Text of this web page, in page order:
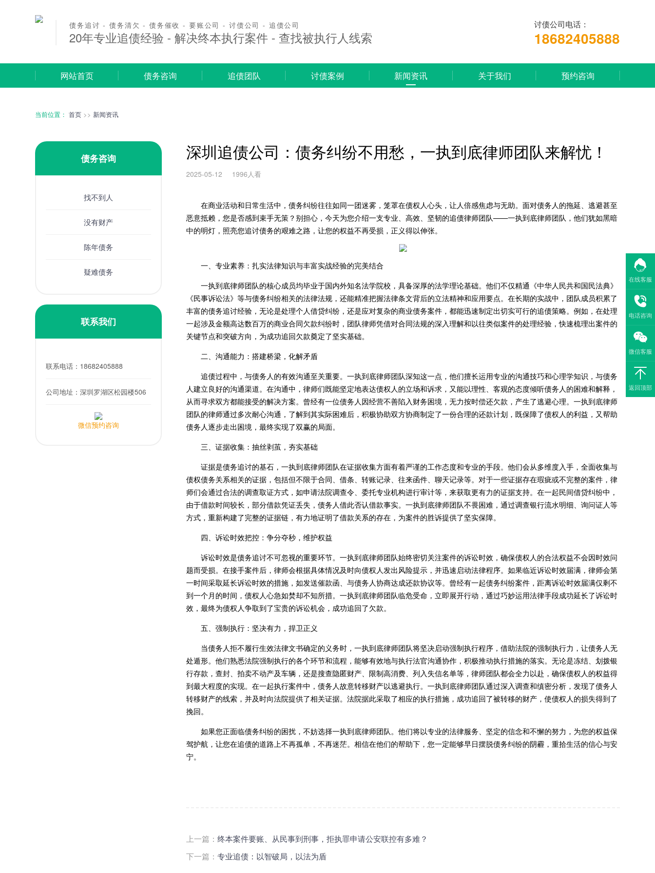
债务追讨 - 债务清欠 - 债务催收 - 要账公司 - 讨债公司 - 追债公司
20年专业追债经验 - 解决终本执行案件 - 查找被执行人线索
讨债公司电话：
18682405888
网站首页 债务咨询 追债团队 讨债案例 新闻资讯 关于我们 预约咨询
当前位置： 首页 >> 新闻资讯
债务咨询
找不到人
没有财产
陈年债务
疑难债务
联系我们
联系电话： 18682405888
公司地址： 深圳罗湖区松园楼506
微信预约咨询
深圳追债公司：债务纠纷不用愁，一执到底律师团队来解忧！
2025-05-12 1996人看
在商业活动和日常生活中，债务纠纷往往如同一团迷雾，笼罩在债权人心头，让人倍感焦虑与无助。面对债务人的拖延、逃避甚至
恶意抵赖，您是否感到束手无策？别担心，今天为您介绍一支专业、高效、坚韧的追债律师团队——一执到底律师团队，他们犹如黑暗
中的明灯，照亮您追讨债务的艰难之路，让您的权益不再受损，正义得以伸张。
一、专业素养：扎实法律知识与丰富实战经验的完美结合
一执到底律师团队的核心成员均毕业于国内外知名法学院校，具备深厚的法学理论基础。他们不仅精通《中华人民共和国民法典》
《民事诉讼法》等与债务纠纷相关的法律法规，还能精准把握法律条文背后的立法精神和应用要点。在长期的实战中，团队成员积累了
丰富的债务追讨经验，无论是处理个人借贷纠纷，还是应对复杂的商业债务案件，都能迅速制定出切实可行的追债策略。例如，在处理
一起涉及金额高达数百万的商业合同欠款纠纷时，团队律师凭借对合同法规的深入理解和以往类似案件的处理经验，快速梳理出案件的
关键节点和突破方向，为成功追回欠款奠定了坚实基础。
二、沟通能力：搭建桥梁，化解矛盾
追债过程中，与债务人的有效沟通至关重要。一执到底律师团队深知这一点，他们擅长运用专业的沟通技巧和心理学知识，与债务
人建立良好的沟通渠道。在沟通中，律师们既能坚定地表达债权人的立场和诉求，又能以理性、客观的态度倾听债务人的困难和解释，
从而寻求双方都能接受的解决方案。曾经有一位债务人因经营不善陷入财务困境，无力按时偿还欠款，产生了逃避心理。一执到底律师
团队的律师通过多次耐心沟通，了解到其实际困难后，积极协助双方协商制定了一份合理的还款计划，既保障了债权人的利益，又帮助
债务人逐步走出困境，最终实现了双赢的局面。
三、证据收集：抽丝剥茧，夯实基础
证据是债务追讨的基石，一执到底律师团队在证据收集方面有着严谨的工作态度和专业的手段。他们会从多维度入手，全面收集与
债权债务关系相关的证据，包括但不限于合同、借条、转账记录、往来函件、聊天记录等。对于一些证据存在瑕疵或不完整的案件，律
师们会通过合法的调查取证方式，如申请法院调查令、委托专业机构进行审计等，来获取更有力的证据支持。在一起民间借贷纠纷中，
由于借款时间较长，部分借款凭证丢失，债务人借此否认借款事实。一执到底律师团队不畏困难，通过调查银行流水明细、询问证人等
方式，重新构建了完整的证据链，有力地证明了借款关系的存在，为案件的胜诉提供了坚实保障。
四、诉讼时效把控：争分夺秒，维护权益
诉讼时效是债务追讨不可忽视的重要环节。一执到底律师团队始终密切关注案件的诉讼时效，确保债权人的合法权益不会因时效问
题而受损。在接手案件后，律师会根据具体情况及时向债权人发出风险提示，并迅速启动法律程序。如果临近诉讼时效届满，律师会第
一时间采取延长诉讼时效的措施，如发送催款函、与债务人协商达成还款协议等。曾经有一起债务纠纷案件，距离诉讼时效届满仅剩不
到一个月的时间，债权人心急如焚却不知所措。一执到底律师团队临危受命，立即展开行动，通过巧妙运用法律手段成功延长了诉讼时
效，最终为债权人争取到了宝贵的诉讼机会，成功追回了欠款。
五、强制执行：坚决有力，捍卫正义
当债务人拒不履行生效法律文书确定的义务时，一执到底律师团队将坚决启动强制执行程序，借助法院的强制执行力，让债务人无
处遁形。他们熟悉法院强制执行的各个环节和流程，能够有效地与执行法官沟通协作，积极推动执行措施的落实。无论是冻结、划拨银
行存款，查封、拍卖不动产及车辆，还是搜查隐匿财产、限制高消费、列入失信名单等，律师团队都会全力以赴，确保债权人的权益得
到最大程度的实现。在一起执行案件中，债务人故意转移财产以逃避执行。一执到底律师团队通过深入调查和缜密分析，发现了债务人
转移财产的线索，并及时向法院提供了相关证据。法院据此采取了相应的执行措施，成功追回了被转移的财产，使债权人的损失得到了
挽回。
如果您正面临债务纠纷的困扰，不妨选择一执到底律师团队。他们将以专业的法律服务、坚定的信念和不懈的努力，为您的权益保
驾护航，让您在追债的道路上不再孤单，不再迷茫。相信在他们的帮助下，您一定能够早日摆脱债务纠纷的阴霾，重拾生活的信心与安
宁。
上一篇： 终本案件要账、从民事到刑事，拒执罪申请公安联控有多难？
下一篇： 专业追债：以智破局，以法为盾
在线客服
电话咨询
微信客服
返回顶部